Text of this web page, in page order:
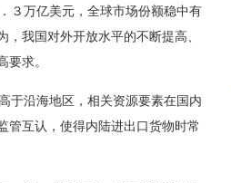
３万亿美元，全球市场份额稳中有
我国对外开放水平的不断提高、
要求。
于沿海地区，相关资源要素在国内
管互认，使得内陆进出口货物时常